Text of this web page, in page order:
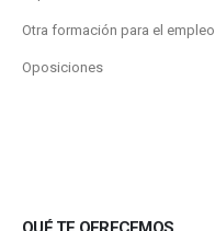
Otra formación para el empleo
Oposiciones